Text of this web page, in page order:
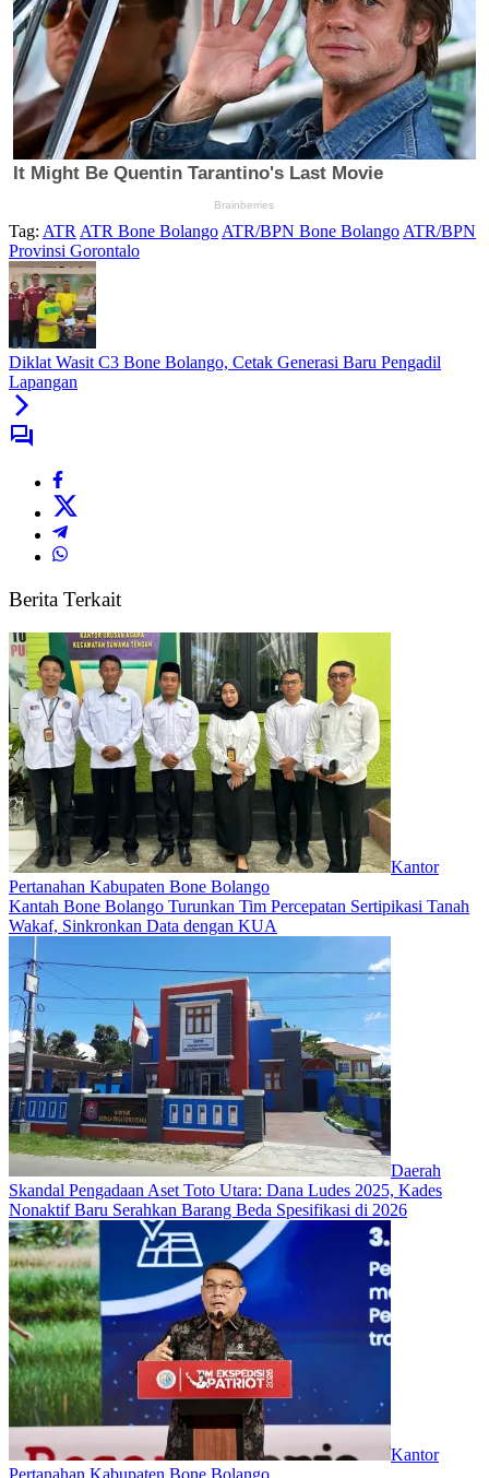
Tag: ATR ATR Bone Bolango ATR/BPN Bone Bolango ATR/BPN
Provinsi Gorontalo
Diklat Wasit C3 Bone Bolango, Cetak Generasi Baru Pengadil
Lapangan
Berita Terkait
Kantor
Pertanahan Kabupaten Bone Bolango
Kantah Bone Bolango Turunkan Tim Percepatan Sertipikasi Tanah
Wakaf, Sinkronkan Data dengan KUA
Daerah
Skandal Pengadaan Aset Toto Utara: Dana Ludes 2025, Kades
Nonaktif Baru Serahkan Barang Beda Spesifikasi di 2026
Kantor
Pertanahan Kabupaten Bone Bolango